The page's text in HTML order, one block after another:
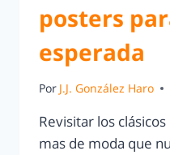
posters
esperada
Por J.J. González Haro
Revisitar los
mas de moda que